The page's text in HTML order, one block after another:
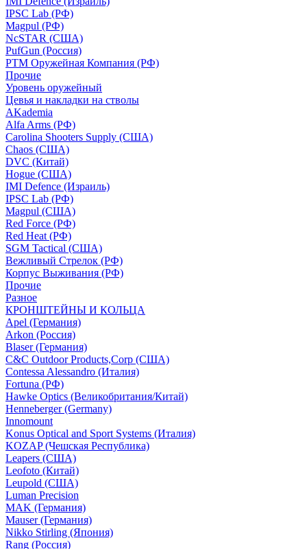
IPSC Lab (РФ)
Magpul (РФ)
NcSTAR (США)
PufGun (Россия)
РТМ Оружейная Компания (РФ)
Прочие
Уровень оружейный
Цевья и накладки на стволы
AKademia
Alfa Arms (РФ)
Carolina Shooters Supply (США)
Chaos (США)
DVC (Китай)
Hogue (США)
IMI Defence (Израиль)
IPSC Lab (РФ)
Magpul (США)
Red Force (РФ)
Red Heat (РФ)
SGM Tactical (США)
Вежливый Стрелок (РФ)
Корпус Выживания (РФ)
Прочие
Разное
КРОНШТЕЙНЫ И КОЛЬЦА
Apel (Германия)
Arkon (Россия)
Blaser (Германия)
C&C Outdoor Products,Corp (США)
Contessa Alessandro (Италия)
Fortuna (РФ)
Hawke Optics (Великобритания/Китай)
Henneberger (Germany)
Innomount
Konus Optical and Sport Systems (Италия)
KOZAP (Чешская Республика)
Leapers (США)
Leofoto (Китай)
Leupold (США)
Luman Precision
MAK (Германия)
Mauser (Германия)
Nikko Stirling (Япония)
Rang (Россия)